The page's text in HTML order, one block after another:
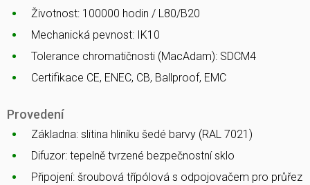
Životnost: 100000 hodin / L80/B20
Mechanická pevnost: IK10
Tolerance chromatičnosti (MacAdam): SDCM4
Certifikace CE, ENEC, CB, Ballproof, EMC
Provedení
Základna: slitina hliníku šedé barvy (RAL 7021)
Difuzor: tepelně tvrzené bezpečnostní sklo
Připojení: šroubová třípólová s odpojovačem pro průřez